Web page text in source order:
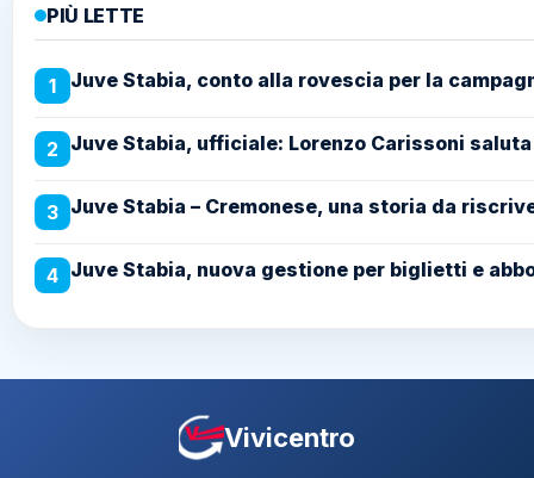
PIÙ LETTE
1 Juve Stabia, conto alla rovescia per la
2 Juve Stabia, ufficiale: Lorenzo Carissoni
3 Juve Stabia – Cremonese, una storia da
4 Juve Stabia, nuova gestione per biglietti e
Vivicentro